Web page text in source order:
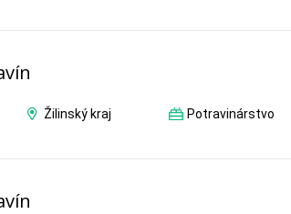
Žilinský kraj Potravinárstvo